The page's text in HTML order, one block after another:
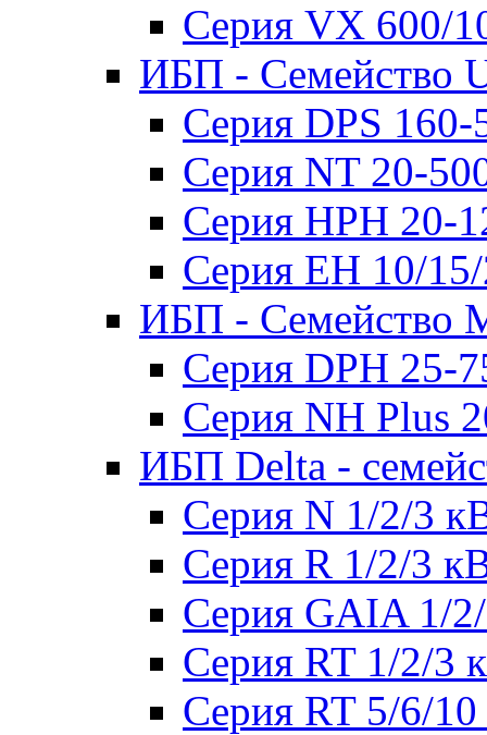
Серия VX 600/
ИБП - Семейство
Серия DPS
Серия NT 20-
Серия HPH 20-
Серия EH 10/
ИБП - Семейство
Серия DPH 25-
Серия NH Plus
ИБП Delta -
Серия N 1/2/3
Серия R 1/2/3
Серия GAIA 1/
Серия RT 1/2/3
Серия RT 5/6/